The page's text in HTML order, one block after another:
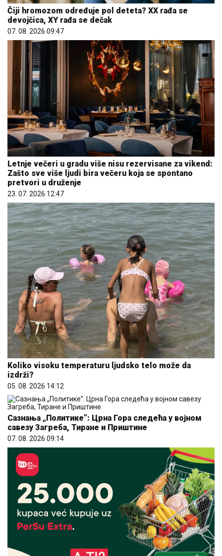
07. 08. 2026 09:47
Letnje večeri u gradu više nisu rezervisane za vikend:
Zašto sve više ljudi bira večeru koja se spontano
pretvori u druženje
23. 07. 2026 12:47
Koliko visoku temperaturu ljudsko telo može da
izdrži?
05. 08. 2026 14:12
савезу Загреба, Тиране и Приштине
07. 08. 2026 09:14
25.000 kupaca već kupuje uz PerSu Extra. A ti? Saznaj